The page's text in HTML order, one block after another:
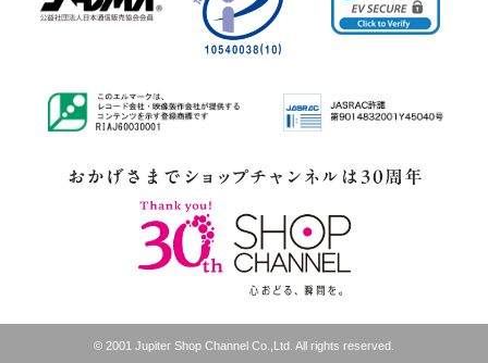
© 2001 Jupiter Shop Channel Co.,Ltd. All rights reserved.